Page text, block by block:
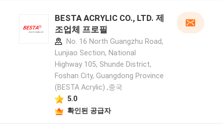
BESTA ACRYLIC CO., LTD. 제
조업체 프로필
No. 16 North Guangzhu Road,
Lunjiao Section, National
Highway 105, Shunde District,
Foshan City, Guangdong Province
(BESTA Acrylic) ,중국
5.0
확인된 공급자